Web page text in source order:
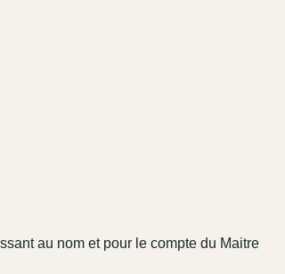
au nom et pour le compte du Maitre